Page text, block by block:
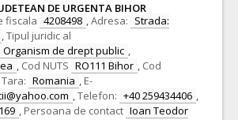
DE URGENTA BIHOR
fiscala 4208498 ,Adresa: Strada:
,Tipul juridic al
Organism de drept public ,
, Cod NUTS RO111 Bihor , Cod
Tara: Romania , E-
,Telefon: +40 259434406 ,
, Persoana de contact Ioan Teodor